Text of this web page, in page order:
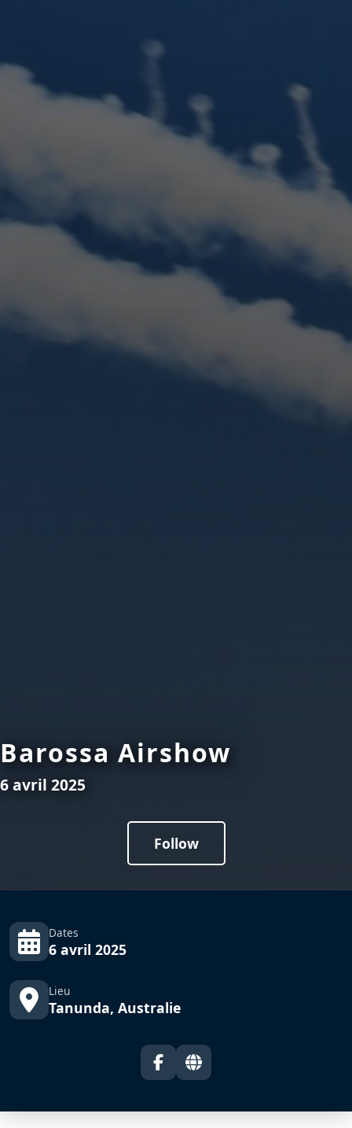
Barossa Airshow
6 avril 2025
Follow
Dates
6 avril 2025
Lieu
Tanunda, Australie